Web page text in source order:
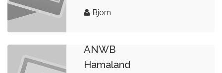
Bjorn
ANWB
Hamaland